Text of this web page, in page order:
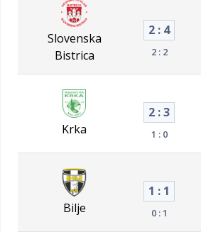
Slovenska
Bistrica
2 : 4
2 : 2
Krka
2 : 3
1 : 0
Bilje
1 : 1
0 : 1